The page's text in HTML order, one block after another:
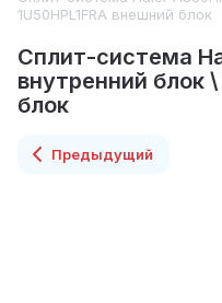
1U50HPL1FRA внешний блок
Сплит-система
внутренний блок \
блок
Предыдущий